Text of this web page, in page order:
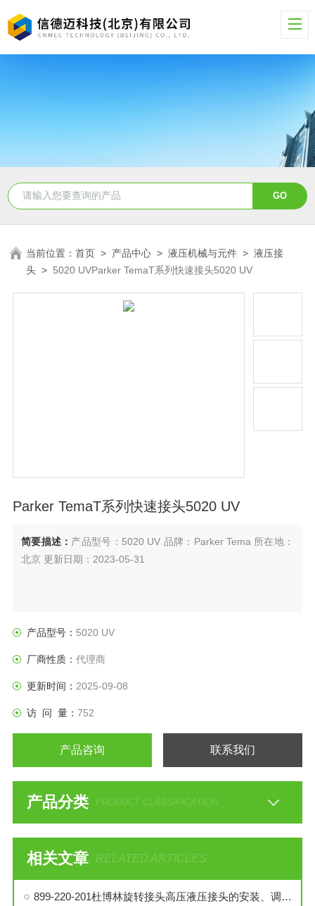
当前位置：首页 > 产品中心 >液压机械与元件 >液压接
头 > 5020 UVParker TemaT系列快速接头5020 UV
Parker TemaT系列快速接头5020 UV
简要描述： 产品型号：5020 UV 品牌：Parker Tema 所在地：
北京 更新日期：2023-05-31
产品型号： 5020 UV
厂商性质： 代理商
更新时间： 2025-09-08
访 问 量： 752
产品咨询 联系我们
产品分类 PRODUCT CLASSIFICATION
相关文章 RELATED ARTICLES
899-220-201杜博林旋转接头高压液压接头的安装、调试与维护技巧